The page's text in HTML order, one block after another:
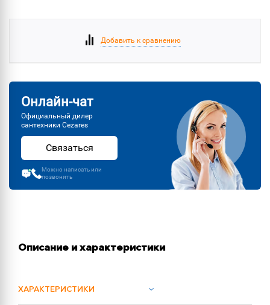
Добавить к сравнению
Онлайн-чат
Официальный дилер
сантехники Cezares
Связаться
Можно написать или
позвонить
Описание и характеристики
ХАРАКТЕРИСТИКИ